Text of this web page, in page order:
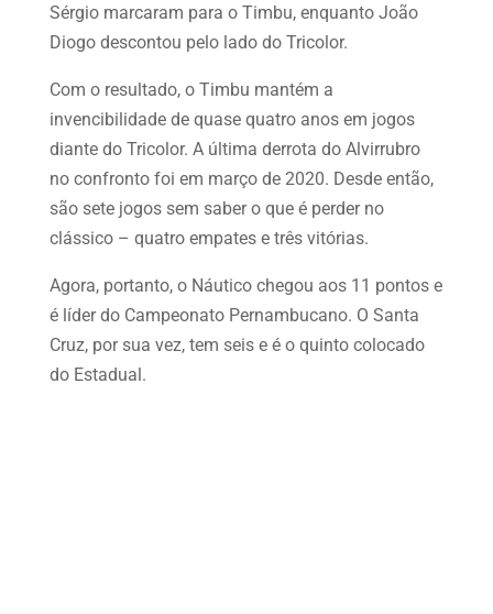
Sérgio marcaram para o Timbu, enquanto João
Diogo descontou pelo lado do Tricolor.
Com o resultado, o Timbu mantém a
invencibilidade de quase quatro anos em jogos
diante do Tricolor. A última derrota do Alvirrubro
no confronto foi em março de 2020. Desde então,
são sete jogos sem saber o que é perder no
clássico – quatro empates e três vitórias.
Agora, portanto, o Náutico chegou aos 11 pontos e
é líder do Campeonato Pernambucano. O Santa
Cruz, por sua vez, tem seis e é o quinto colocado
do Estadual.